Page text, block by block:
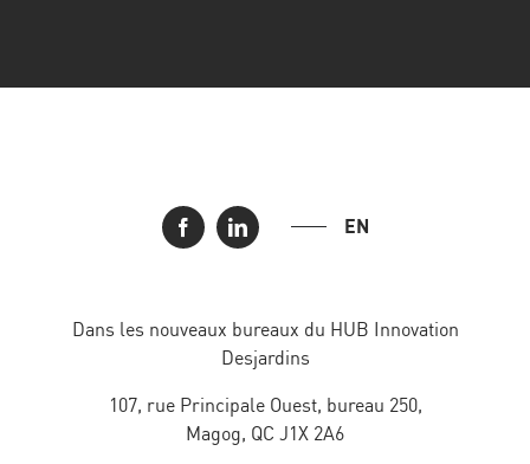
EN
Dans les nouveaux bureaux du HUB Innovation
Desjardins
107, rue Principale Ouest, bureau 250,
Magog, QC J1X 2A6